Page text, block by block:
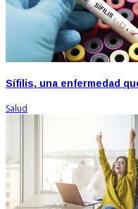
Sífilis, una enfermedad
Salud